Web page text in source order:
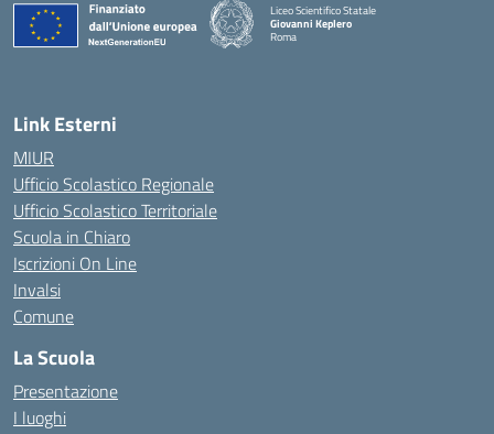
Liceo Scientifico Statale
Giovanni Keplero
Roma
Link Esterni
MIUR
Ufficio Scolastico Regionale
Ufficio Scolastico Territoriale
Scuola in Chiaro
Iscrizioni On Line
Invalsi
Comune
La Scuola
Presentazione
I luoghi